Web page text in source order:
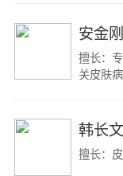
安金刚
擅长：
关皮肤病
韩长文
擅长：